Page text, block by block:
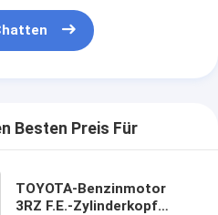
Besten Preis Für
TOYOTA-Benzinmotor
3RZ F.E.-Zylinderkopf